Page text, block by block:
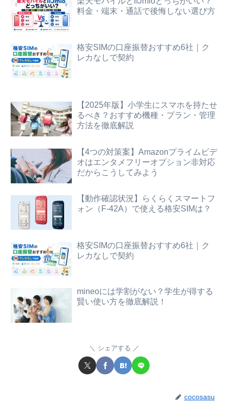
料金・端末・通話で後悔しない選び方
格安SIMの口座振替おすすめ6社｜ク
レカなしで契約
【2025年版】小学生にスマホを持たせ
るべき？おすすめ機種・プラン・管理
方法を徹底解説
【4つの対策案】Amazonプライムビデ
オはエンタメフリーオプション非対応
だからこうしてみよう
【動作確認状況】らくらくスマートフ
ォン（F-42A）で使える格安SIMは？
格安SIMの口座振替おすすめ6社｜ク
レカなしで契約
mineoには学割がない？学生が得する
賢い使い方を徹底解説！
シェアする
cocosasu